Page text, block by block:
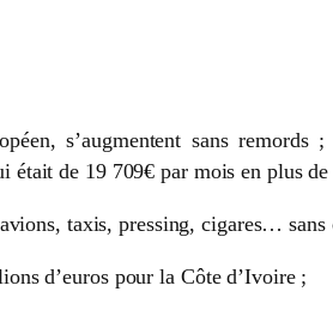
s’augmentent sans
était de 19 709€ par mois en plus
taxis, pressing, cigares…
d’euros pour la Côte d’Ivoire ;